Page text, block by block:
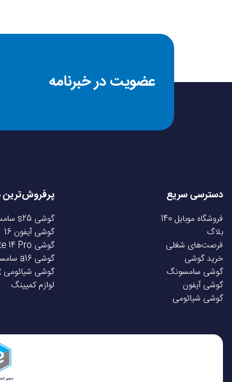
عضویت در خبرنامه
دسترسی سریع
فروشگاه موبایل 140
بلاگ
فرصت‌های شغلی
خرید گوشی
گوشی سامسونگ
گوشی آیفون
گوشی شیائومی
گوشی s25 سامسونگ
گوشی آیفون 16
گوشی Redmi Note 14 Pro
گوشی a16 سامسونگ
گوشی شیائومی 14t
لوازم کمپینگ